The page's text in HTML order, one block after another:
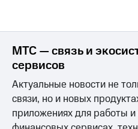
МТС — связь и
сервисов
Актуальные новости не
связи, но и новых
приложениях для работы